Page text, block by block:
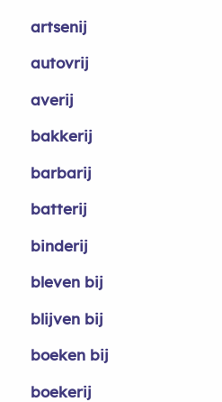
artsenij
autovrij
averij
bakkerij
barbarij
batterij
binderij
bleven bij
blijven bij
boeken bij
boekerij